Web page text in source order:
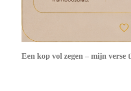
Een kop vol zegen – mijn verse